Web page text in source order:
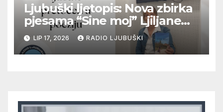
Ljubuški ljetopis: Nova zbirka
pjesama “Sine moj” Ljiljane
Tolj
LIP 17, 2026 RADIO LJUBUŠKI